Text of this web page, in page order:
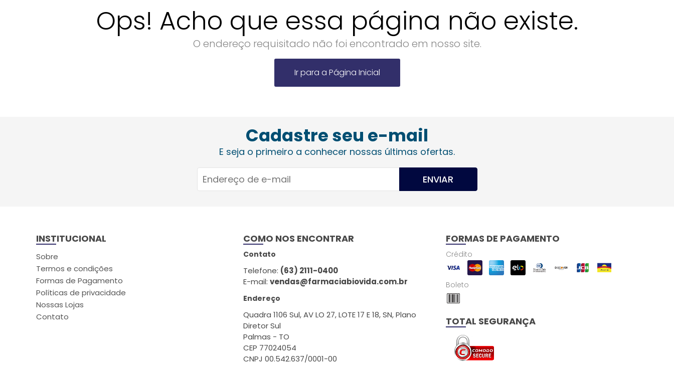
Ops! Acho que essa página não existe.
O endereço requisitado não foi encontrado em nosso site.
Ir para a Página Inicial
Cadastre seu e-mail
E seja o primeiro a conhecer nossas últimas ofertas.
ENVIAR
INSTITUCIONAL
Sobre
Termos e condições
Formas de Pagamento
Políticas de privacidade
Nossas Lojas
Contato
COMO NOS ENCONTRAR
Contato
Telefone: (63) 2111-0400
E-mail:vendas@farmaciabiovida.com.br
Endereço
Quadra 1106 Sul, AV LO 27, LOTE 17 E 18, SN, Plano
Diretor Sul
Palmas - TO
CEP 77024054
CNPJ 00.542.637/0001-00
FORMAS DE PAGAMENTO
Crédito
Boleto
TOTAL SEGURANÇA